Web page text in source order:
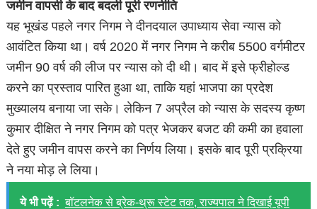
जमीन वापसी के बाद बदली पूरी रणनीति
यह भूखंड पहले नगर निगम ने दीनदयाल उपाध्याय सेवा न्यास को
आवंटित किया था। वर्ष 2020 में नगर निगम ने करीब 5500 वर्गमीटर
जमीन 90 वर्ष की लीज पर न्यास को दी थी। बाद में इसे फ्रीहोल्ड
करने का प्रस्ताव पारित हुआ था, ताकि यहां भाजपा का प्रदेश
मुख्यालय बनाया जा सके। लेकिन 7 अप्रैल को न्यास के सदस्य कृष्ण
कुमार दीक्षित ने नगर निगम को पत्र भेजकर बजट की कमी का हवाला
देते हुए जमीन वापस करने का निर्णय लिया। इसके बाद पूरी प्रक्रिया
ने नया मोड़ ले लिया।
ये भी पढ़ें : बॉटलनेक से ब्रेक-थ्रू स्टेट तक, राज्यपाल ने दिखाई यूपी